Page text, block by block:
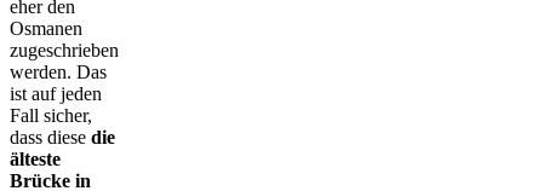
eher den
Osmanen
zugeschrieben
werden. Das
ist auf jeden
Fall sicher,
dass diese die
älteste
Brücke in